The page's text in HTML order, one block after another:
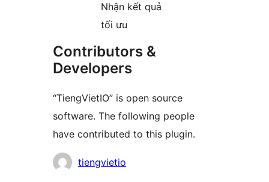
Nhận kết quả
tối ưu
Contributors &
Developers
“TiengVietIO” is open source
software. The following people
have contributed to this plugin.
Contributors
tiengvietio